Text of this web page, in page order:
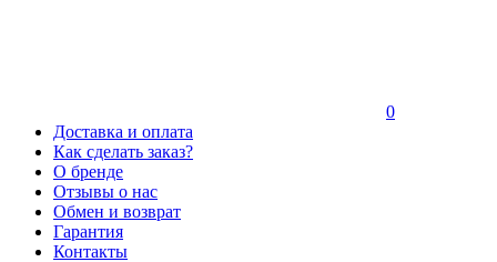
0
Доставка и оплата
Как сделать заказ?
О бренде
Отзывы о нас
Обмен и возврат
Гарантия
Контакты